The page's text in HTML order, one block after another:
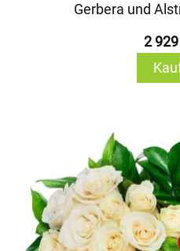
Gerbera und
2